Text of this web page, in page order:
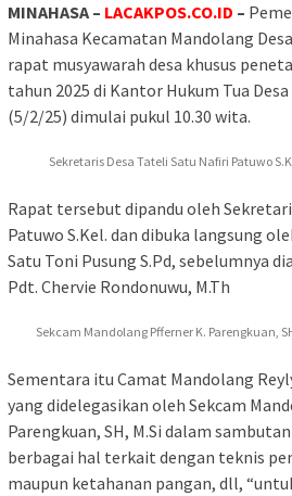
MINAHASA – LACAKPOS.CO.ID –
Minahasa Kecamatan Mandolang
rapat musyawarah desa khusus
tahun 2025 di Kantor Hukum Tua
(5/2/25) dimulai pukul 10.30 wita.
Sekretaris Desa Tateli Satu Nafiri Patuwo
Rapat tersebut dipandu oleh
Patuwo S.Kel. dan dibuka langsung
Satu Toni Pusung S.Pd, sebelumnya
Pdt. Chervie Rondonuwu, M.Th
Sekcam Mandolang Pfferner K. Parengkuan,
Sementara itu Camat Mandolang
yang didelegasikan oleh Sekcam
Parengkuan, SH, M.Si dalam
berbagai hal terkait dengan teknis
maupun ketahanan pangan, dll,